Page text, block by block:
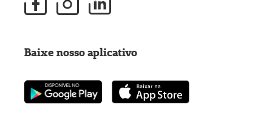
Baixe nosso aplicativo